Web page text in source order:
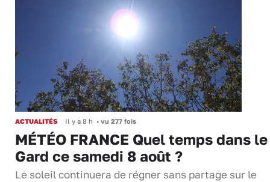
ACTUALITÉS Il y a 8 h • vu 277 fois
MÉTÉO FRANCE Quel temps dans le
Gard ce samedi 8 août ?
Le soleil continuera de régner sans partage sur le